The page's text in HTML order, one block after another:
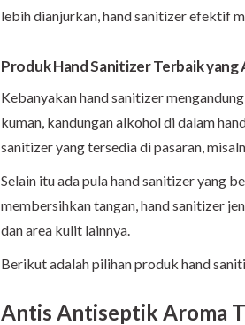
lebih dianjurkan, hand sanitizer efektif
Produk Hand Sanitizer Terbaik yang
Kebanyakan hand sanitizer
kuman, kandungan alkohol di dalam
sanitizer yang tersedia di pasaran,
Selain itu ada pula hand sanitizer yang
membersihkan tangan, hand sanitizer
dan area kulit lainnya.
Berikut adalah pilihan produk hand
Antis Antiseptik Aroma